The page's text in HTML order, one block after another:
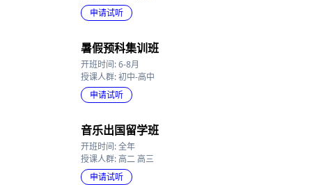
授课人群: 高二 高三
暑假预科集训班
开班时间: 6-8月
授课人群: 初中-高中
音乐出国留学班
开班时间: 全年
授课人群: 高二 高三